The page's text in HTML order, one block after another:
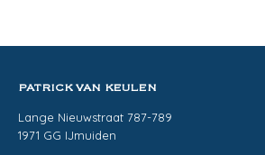
PATRICK VAN KEULEN
Lange Nieuwstraat 787-789
1971 GG IJmuiden